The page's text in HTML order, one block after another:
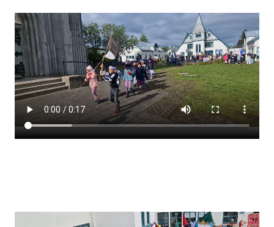
Stjórnendateymi
Skólareglur
Starfsáætlun
Frístund
Upplýsingar um innritun
Námsmat